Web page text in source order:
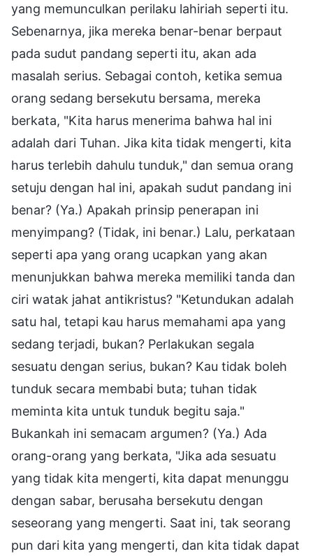
yang memunculkan perilaku lahiriah seperti itu.
Sebenarnya, jika mereka benar-benar berpaut
pada sudut pandang seperti itu, akan ada
masalah serius. Sebagai contoh, ketika semua
orang sedang bersekutu bersama, mereka
berkata, "Kita harus menerima bahwa hal ini
adalah dari Tuhan. Jika kita tidak mengerti, kita
harus terlebih dahulu tunduk," dan semua orang
setuju dengan hal ini, apakah sudut pandang ini
benar? (Ya.) Apakah prinsip penerapan ini
menyimpang? (Tidak, ini benar.) Lalu, perkataan
seperti apa yang orang ucapkan yang akan
menunjukkan bahwa mereka memiliki tanda dan
ciri watak jahat antikristus? "Ketundukan adalah
satu hal, tetapi kau harus memahami apa yang
sedang terjadi, bukan? Perlakukan segala
sesuatu dengan serius, bukan? Kau tidak boleh
tunduk secara membabi buta; tuhan tidak
meminta kita untuk tunduk begitu saja."
Bukankah ini semacam argumen? (Ya.) Ada
orang-orang yang berkata, "Jika ada sesuatu
yang tidak kita mengerti, kita dapat menunggu
dengan sabar, berusaha bersekutu dengan
seseorang yang mengerti. Saat ini, tak seorang
pun dari kita yang mengerti, dan kita tidak dapat